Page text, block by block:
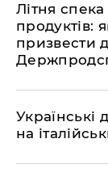
Літня
продуктів:
призвести
Українські
на